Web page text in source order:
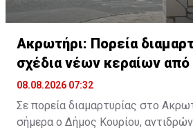
Ακρωτήρι: Πορεία
σχέδια νέων κεραίων από
Βάσεις
08.08.2026 07:32
Σε πορεία διαμαρτυρίας στο
σήμερα ο Δήμος Κουρίου,